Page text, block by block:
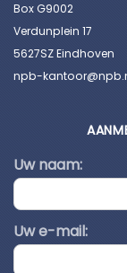
Box G9002
Verdunplein 17
5627SZ Eindhoven
npb-
Uw naam:
Uw e-mail: